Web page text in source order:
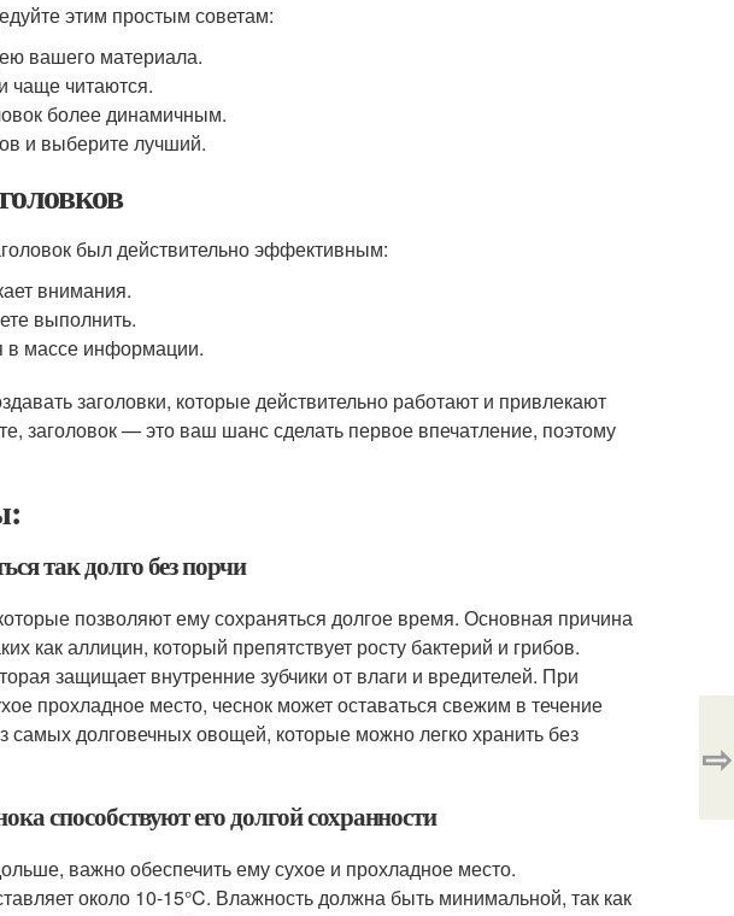
этим простым советам:
вашего материала.
чаще читаются.
более динамичным.
и выберите лучший.
был действительно эффективным:
внимания.
выполнить.
в массе информации.
заголовки, которые действительно работают и привлекают
заголовок — это ваш шанс сделать первое впечатление, поэтому
так долго без порчи
позволяют ему сохраняться долгое время. Основная причина
как аллицин, который препятствует росту бактерий и грибов.
защищает внутренние зубчики от влаги и вредителей. При
прохладное место, чеснок может оставаться свежим в течение
самых долговечных овощей, которые можно легко хранить без
способствуют его долгой сохранности
важно обеспечить ему сухое и прохладное место.
около 10-15°C. Влажность должна быть минимальной, так как
⇨